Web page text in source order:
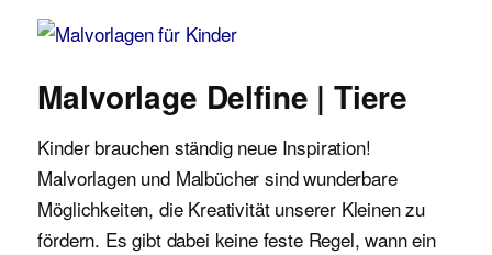
Malvorlagen für Kinder
Malvorlage Delfine | Tiere
Kinder brauchen ständig neue Inspiration!
Malvorlagen und Malbücher sind wunderbare
Möglichkeiten, die Kreativität unserer Kleinen zu
fördern. Es gibt dabei keine feste Regel, wann ein